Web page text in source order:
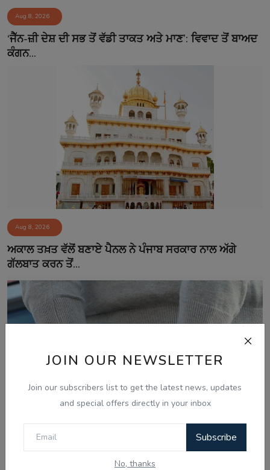
JOIN OUR NEWSLETTER
Join our subscribers list to get the latest news, updates
and special offers directly in your inbox
Subscribe
No, thanks
Aug 8, 2026
‘ਜੈੱਨ-ਜ਼ੀ ਦੇਸ਼ ਦੀ ਸਭ ਤੋਂ ਵੱਡੀ ਤਾਕਤ ਅਤੇ ਮਾਣ’: ਵਿਵਾਦ ਤੋਂ ਬਾਅਦ
ਕੰਗਨ...
Aug 8, 2026
ਅਕਾਲ ਤਖ਼ਤ ਵੱਲੋਂ ਬਣਾਏ ਪੈਨਲ ਨੇ ਪੰਜਾਬ ਸਰਕਾਰ ਨਾਲ ਅੱਗੇ
ਗੱਲਬਾਤ ਕਰਨ ਤੋਂ...
Aug 8, 2026
ਅੰਮ੍ਰਿਤਸਰ 'ਚ ਸਰਹੱਦ ਪਾਰੋਂ ਨਸ਼ੇ ਤੇ ਹਥਿਆਰਾਂ ਦੀ ਤਸਕਰੀ ਕਰਨ